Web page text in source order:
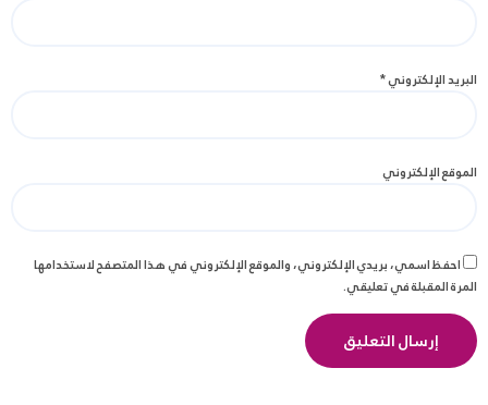
البريد الإلكتروني*
الموقع الإلكتروني
احفظ اسمي، بريدي الإلكتروني، والموقع الإلكتروني في هذا المتصفح لاستخدامها
المرة المقبلة في تعليقي.